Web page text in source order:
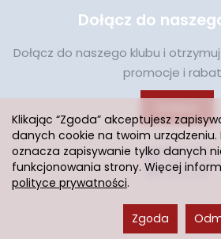
Dołącz do
Dołącz do naszego klubu i
promocje i
Klikając “Zgoda” akceptujesz
danych cookie na twoim urządzeniu.
oznacza zapisywanie tylko danych
funkcjonowania strony. Więcej
polityce prywatności.
Zgoda